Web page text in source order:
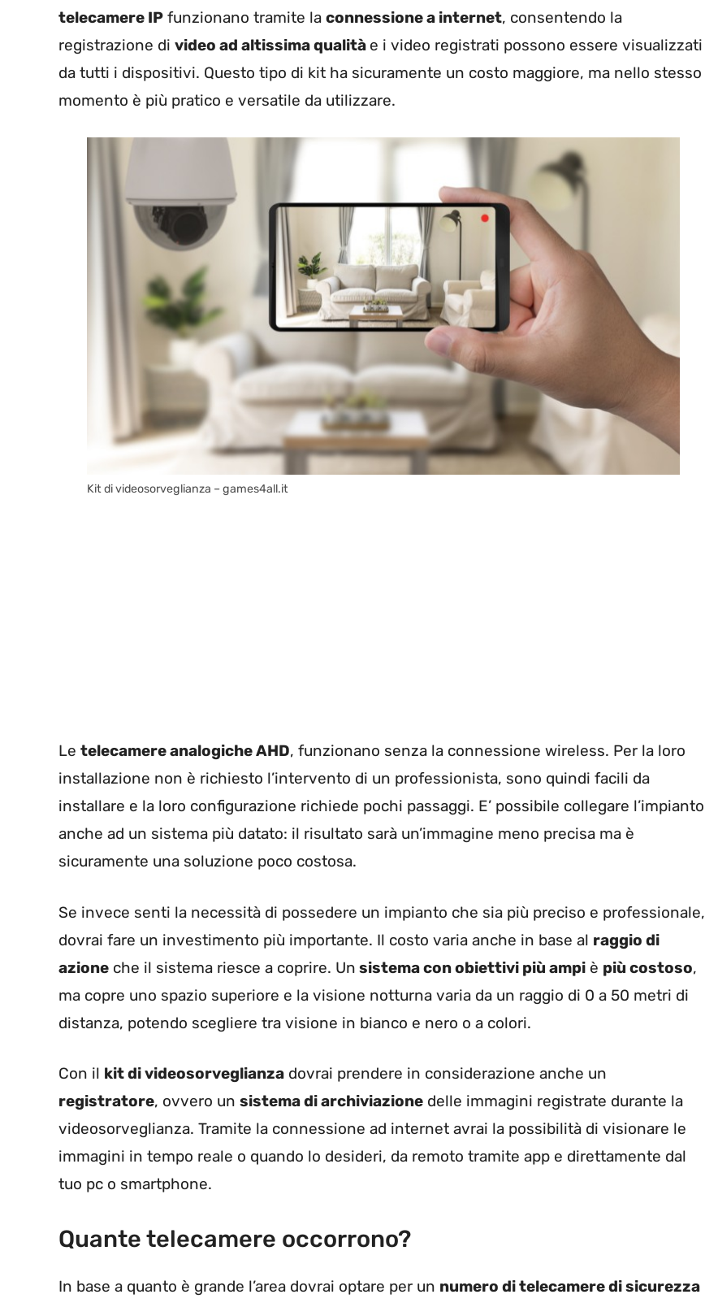
telecamere IP funzionano tramite la connessione a internet, consentendo la
registrazione di video ad altissima qualità e i video registrati possono essere visualizzati
da tutti i dispositivi. Questo tipo di kit ha sicuramente un costo maggiore, ma nello stesso
momento è più pratico e versatile da utilizzare.
Kit di videosorveglianza – games4all.it
Le telecamereanalogiche AHD, funzionano senza la connessione wireless. Per la loro
installazione non è richiesto l’intervento di un professionista, sono quindi facili da
installare e la loro configurazione richiede pochi passaggi. E’ possibile collegare l’impianto
anche ad un sistema più datato: il risultato sarà un’immagine meno precisa ma è
sicuramente una soluzione poco costosa.
Se invece senti la necessità di possedere un impianto che sia più preciso e professionale,
dovrai fare un investimento più importante. Il costo varia anche in base al raggio di
azione che il sistema riesce a coprire. Un sistema con obiettivi più ampi è più costoso,
ma copre uno spazio superiore e la visione notturna varia da un raggio di 0 a 50 metri di
distanza, potendo scegliere tra visione in bianco e nero o a colori.
Con il kit di videosorveglianza dovrai prendere in considerazione anche un
registratore, ovvero un sistema di archiviazione delle immagini registrate durante la
videosorveglianza. Tramite la connessione ad internet avrai la possibilità di visionare le
immagini in tempo reale o quando lo desideri, da remoto tramite app e direttamente dal
tuo pc o smartphone.
Quante telecamere occorrono?
In base a quanto è grande l’area dovrai optare per un numero di telecamere di sicurezza